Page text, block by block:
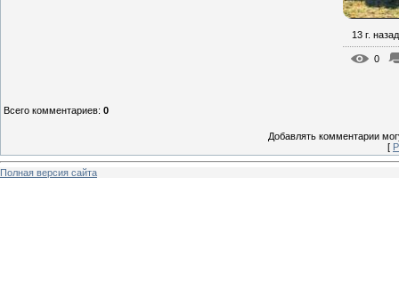
13 г. назад
0
Всего комментариев: 0
Добавлять комментарии
[
Полная версия сайта